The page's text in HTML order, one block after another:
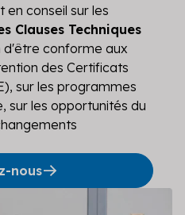
conseil sur les
Clauses Techniques
d'être conforme aux
des Certificats
sur les programmes
sur les opportunités du
nous